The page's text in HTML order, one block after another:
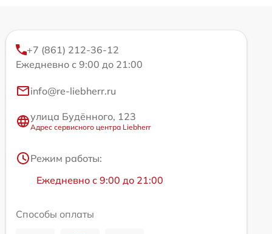
+7 (861) 212-36-12
Ежедневно с 9:00 до 21:00
info@re-liebherr.ru
улица Будённого, 123
Адрес сервисного центра Liebherr
Режим работы:
Ежедневно с 9:00 до 21:00
Способы оплаты